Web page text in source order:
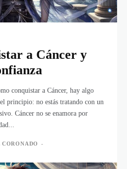
a Cáncer y
conquistar a Cáncer, hay algo
principio: no estás tratando con un
Cáncer no se enamora por
-